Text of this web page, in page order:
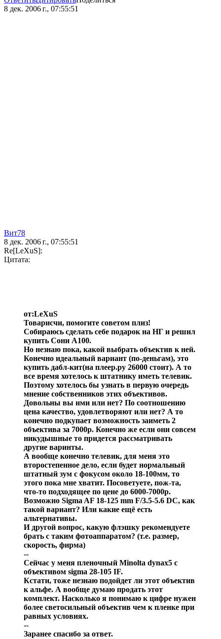
8 дек. 2006 г., 07:55:51
Вит78
8 дек. 2006 г., 07:55:51
Re[LeXuS]:
Цитата:
от:LeXuS
Товарисчи, помогите советом плиз!
Собираюсь сделать себе подарок на НГ и решил
купить Сони А100.
Но незнаю пока, какой выбрать объектив к ней.
Конечно идеальный вариант (по-деньгам), это
купить дабл-кит(на плеер.ру 26000 стоит). А то
все время хотелось к штатнику иметь телевик.
Поэтому хотелось бы узнать в первую очередь
мнение собственников этих объективов.
Довольны вы ими или нет? По соотношению
цена качество, удовлетворяют или нет? А то
конечно подкупает возможность заиметь 2
объектива за 7000р. Конечно же если они совсем
никудышные то придется рассматривать
другие варинты.
А вообще конечно телевик, для меня это
второстепенное дело, если будет нормальный
штатный зум с фокусом около 18-100мм, то
этого пока мне хватит. Посоветуете, пож-та,
что-то подходящее по цене до 6000-7000р.
Возможно Sigma AF 18-125 mm F/3.5-5.6 DC, как
такой вариант? Или какие ещё есть
альтернативы.
И другой вопрос, какую флэшку рекомендуете
брать с таким фотоаппаратом? (т.е. размер,
скорость, фирма)
--
Сейчас у меня пленочный Minolta dynax5 с
объективом sigma 28-105 IF.
Кстати, тоже незнаю подойдет ли этот объектив
к альфе. А вообще думаю продать этот
комплект. Насколько я понимаю к цифре нужен
более светосильный объектив чем к пленке при
равных условиях.
--
Заранее спасибо за ответ.